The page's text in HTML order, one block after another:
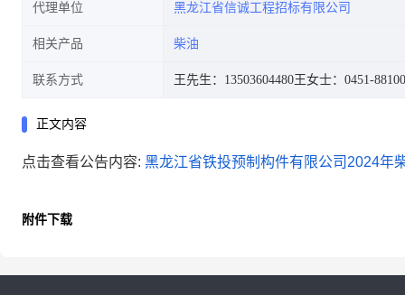
代理单位 黑龙江省信诚工程招标有限公司
相关产品 柴油
联系方式 王先生：13503604480王女士：0451-
正文内容
点击查看公告内容: 黑龙江省铁投预制构件有限公司2024年
附件下载